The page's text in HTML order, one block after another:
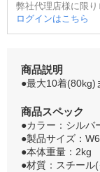
弊社代理店様に限
ログインはこちら
商品説明
●最大10着(80kg)
商品スペック
●カラー：シルバ
●製品サイズ：
●本体重量：2kg
●材質：スチール